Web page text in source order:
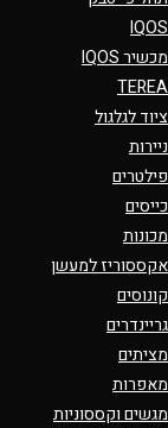
IQOS
מכשיר IQOS
TEREA
ציוד לגלגול
ניירות
פילטרים
כייסים
מכונות
אקססוריז למעשן
קונוסים
גריינדרים
מציתים
מאפרות
מגשים וקססוניות